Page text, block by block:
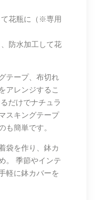
て花瓶に（※専用
防水加工して花
テープ、布切れ
アレンジするこ
だけでナチュラ
スキングテープ
も簡単です。
袋を作り、鉢カ
。 季節やインテ
軽に鉢カバーを